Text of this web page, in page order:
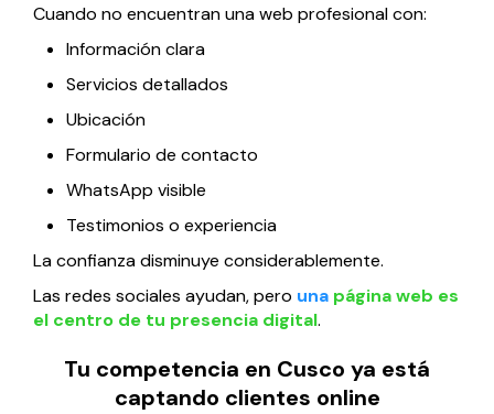
Cuando no encuentran una web profesional con:
Información clara
Servicios detallados
Ubicación
Formulario de contacto
WhatsApp visible
Testimonios o experiencia
La confianza disminuye considerablemente.
Las redes sociales ayudan, pero una página web es
el centro de tu presencia digital.
Tu competencia en Cusco ya está
captando clientes online